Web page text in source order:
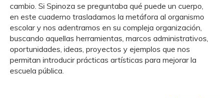
cambio. Si Spinoza se preguntaba qué puede un cuerpo,
en este cuaderno trasladamos la metáfora al organismo
escolar y nos adentramos en su compleja organización,
buscando aquellas herramientas, marcos administrativos,
oportunidades, ideas, proyectos y ejemplos que nos
permitan introducir prácticas artísticas para mejorar la
escuela pública.